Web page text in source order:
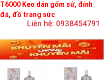
T6000 Keo dán gốm sứ, đính
đá, đồ trang sức
Liên hệ: 0938454791